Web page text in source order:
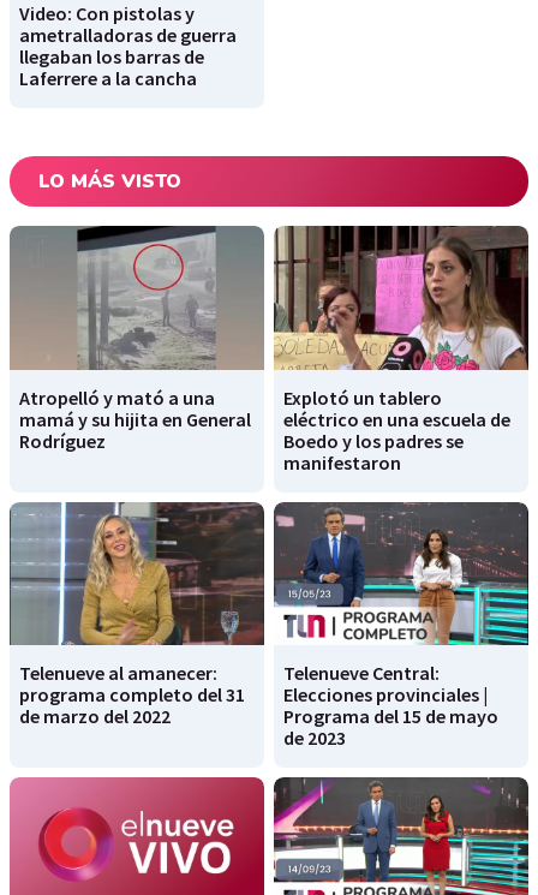
Video: Con pistolas y
ametralladoras de guerra
llegaban los barras de
Laferrere a la cancha
LO MÁS VISTO
Atropelló y mató a una
mamá y su hijita en General
Rodríguez
Explotó un tablero
eléctrico en una escuela de
Boedo y los padres se
manifestaron
Telenueve al amanecer:
programa completo del 31
de marzo del 2022
Telenueve Central:
Elecciones provinciales |
Programa del 15 de mayo
de 2023